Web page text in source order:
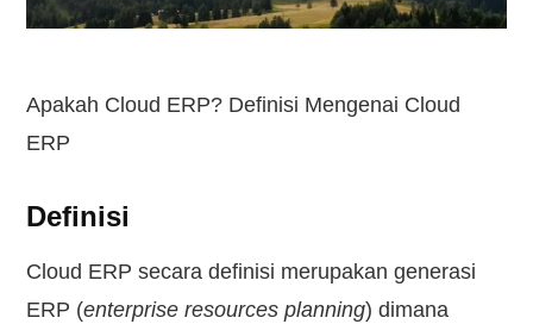
Apakah Cloud ERP? Definisi Mengenai Cloud
ERP
Definisi
Cloud ERP secara definisi merupakan generasi
ERP (enterprise resources planning) dimana